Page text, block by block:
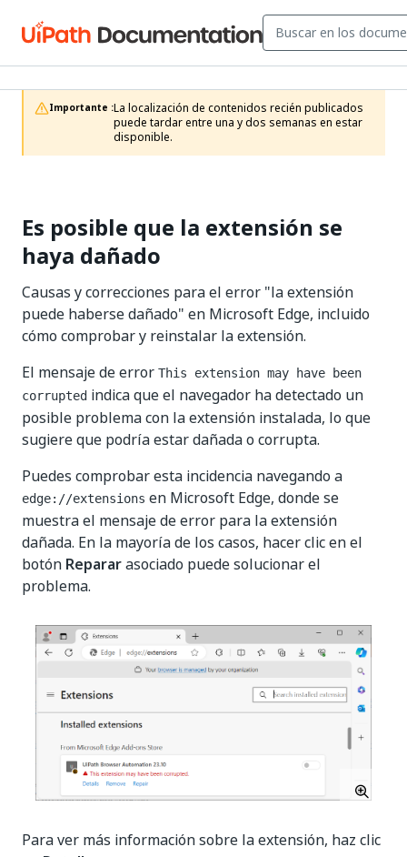
Importante :La localización de contenidos recién publicados
puede tardar entre una y dos semanas en estar
disponible.
Es posible que la extensión se
haya dañado
Causas y correcciones para el error "la extensión
puede haberse dañado" en Microsoft Edge, incluido
cómo comprobar y reinstalar la extensión.
El mensaje de error This extension may have been
corrupted indica que el navegador ha detectado un
posible problema con la extensión instalada, lo que
sugiere que podría estar dañada o corrupta.
Puedes comprobar esta incidencia navegando a
edge://extensions en Microsoft Edge, donde se
muestra el mensaje de error para la extensión
dañada. En la mayoría de los casos, hacer clic en el
botón Repararasociado puede solucionar el
problema.
Para ver más información sobre la extensión, haz clic